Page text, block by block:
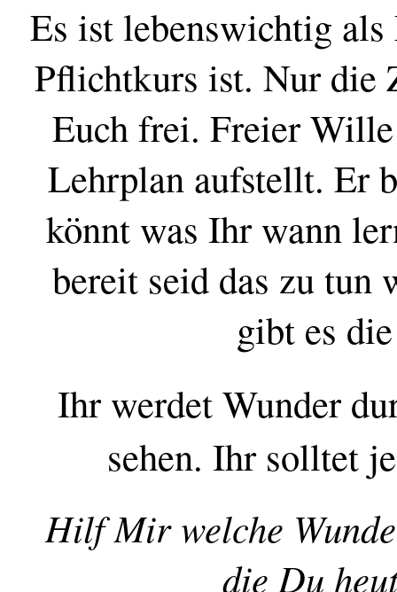
Es ist lebenswichtig als
Pflichtkurs ist. Nur die
Euch frei. Freier
Lehrplan aufstellt. Er
könnt was Ihr wann
bereit seid das zu tun
gibt es
Ihr werdet Wunder
sehen. Ihr solltet
Hilf Mir welche
die Du